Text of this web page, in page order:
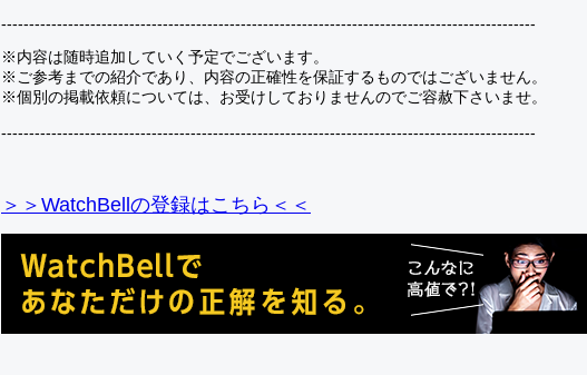
------------------------------------------------------------------------------------------------
※内容は随時追加していく予定でございます。
※ご参考までの紹介であり、内容の正確性を保証するものではございません。
※個別の掲載依頼については、お受けしておりませんのでご容赦下さいませ。
------------------------------------------------------------------------------------------------
＞＞WatchBellの登録はこちら＜＜